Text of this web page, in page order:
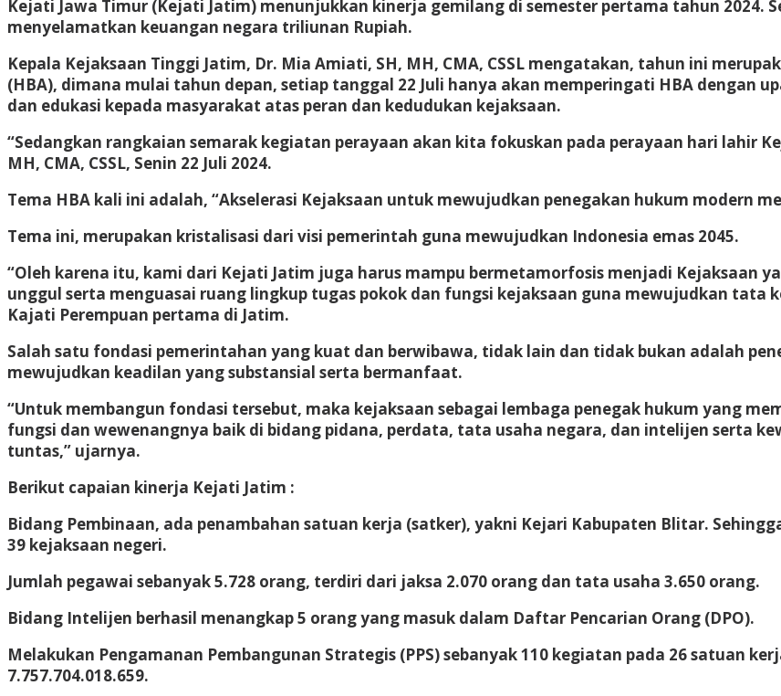
Kejati Jawa Timur (Kejati Jatim) menunjukkan kinerja gemilang di semester pertama tahun 2024.
menyelamatkan keuangan negara triliunan Rupiah.
Kepala Kejaksaan Tinggi Jatim, Dr. Mia Amiati, SH, MH, CMA, CSSL mengatakan, tahun ini
(HBA), dimana mulai tahun depan, setiap tanggal 22 Juli hanya akan memperingati HBA dengan
dan edukasi kepada masyarakat atas peran dan kedudukan kejaksaan.
“Sedangkan rangkaian semarak kegiatan perayaan akan kita fokuskan pada perayaan hari lahir
MH, CMA, CSSL, Senin 22 Juli 2024.
Tema HBA kali ini adalah, “Akselerasi Kejaksaan untuk mewujudkan penegakan hukum modern
Tema ini, merupakan kristalisasi dari visi pemerintah guna mewujudkan Indonesia emas 2045.
“Oleh karena itu, kami dari Kejati Jatim juga harus mampu bermetamorfosis menjadi Kejaksaan
unggul serta menguasai ruang lingkup tugas pokok dan fungsi kejaksaan guna mewujudkan tata
Kajati Perempuan pertama di Jatim.
Salah satu fondasi pemerintahan yang kuat dan berwibawa, tidak lain dan tidak bukan adalah
mewujudkan keadilan yang substansial serta bermanfaat.
“Untuk membangun fondasi tersebut, maka kejaksaan sebagai lembaga penegak hukum yang
fungsi dan wewenangnya baik di bidang pidana, perdata, tata usaha negara, dan intelijen serta
tuntas,” ujarnya.
Berikut capaian kinerja Kejati Jatim :
Bidang Pembinaan, ada penambahan satuan kerja (satker), yakni Kejari Kabupaten Blitar.
39 kejaksaan negeri.
Jumlah pegawai sebanyak 5.728 orang, terdiri dari jaksa 2.070 orang dan tata usaha 3.650 orang.
Bidang Intelijen berhasil menangkap 5 orang yang masuk dalam Daftar Pencarian Orang (DPO).
Melakukan Pengamanan Pembangunan Strategis (PPS) sebanyak 110 kegiatan pada 26 satuan
7.757.704.018.659.